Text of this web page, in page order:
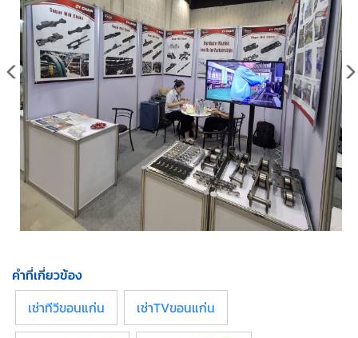
คำที่เกี่ยวข้อง
เช่าทีวีขอนแก่น
เช่าTVขอนแก่น